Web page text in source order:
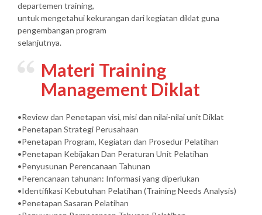
departemen training,
untuk mengetahui kekurangan dari kegiatan diklat guna
pengembangan program
selanjutnya.
Materi Training
Management Diklat
•Review dan Penetapan visi, misi dan nilai-nilai unit Diklat
•Penetapan Strategi Perusahaan
•Penetapan Program, Kegiatan dan Prosedur Pelatihan
•Penetapan Kebijakan Dan Peraturan Unit Pelatihan
•Penyusunan Perencanaan Tahunan
•Perencanaan tahunan: Informasi yang diperlukan
•Identifikasi Kebutuhan Pelatihan (Training Needs Analysis)
•Penetapan Sasaran Pelatihan